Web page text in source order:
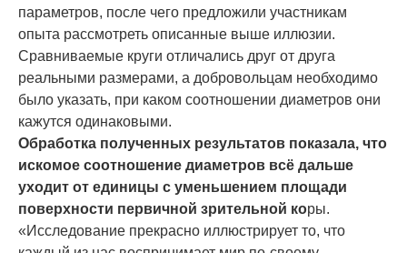
параметров, после чего предложили участникам
опыта рассмотреть описанные выше иллюзии.
Сравниваемые круги отличались друг от друга
реальными размерами, а добровольцам необходимо
было указать, при каком соотношении диаметров они
кажутся одинаковыми.
Обработка полученных результатов показала, что
искомое соотношение диаметров всё дальше
уходит от единицы с уменьшением площади
поверхности первичной зрительной коры.
«Исследование прекрасно иллюстрирует то, что